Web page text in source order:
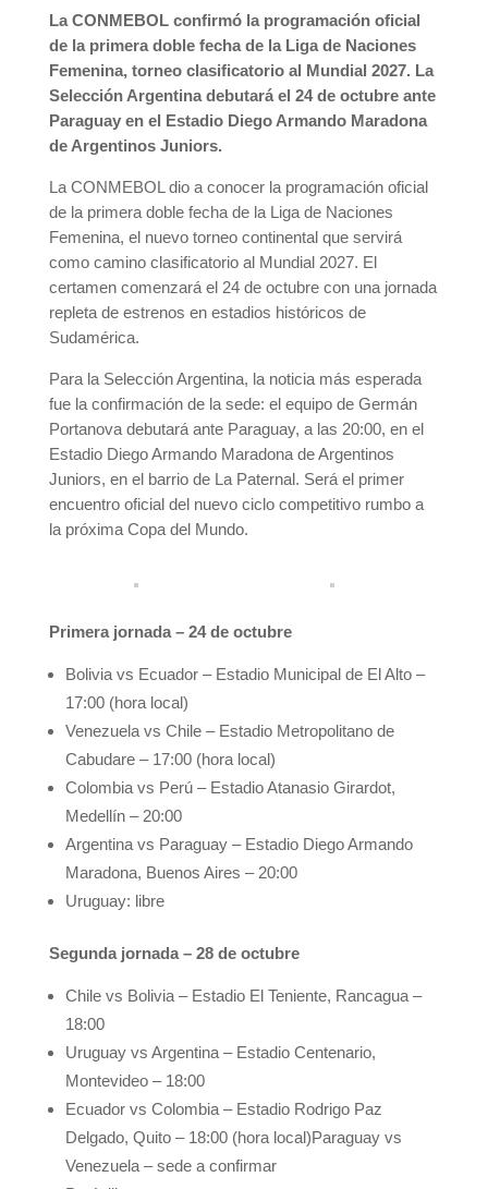
La CONMEBOL confirmó la programación oficial
de la primera doble fecha de la Liga de Naciones
Femenina, torneo clasificatorio al Mundial 2027. La
Selección Argentina debutará el 24 de octubre ante
Paraguay en el Estadio Diego Armando Maradona
de Argentinos Juniors.
La CONMEBOL dio a conocer la programación oficial
de la primera doble fecha de la Liga de Naciones
Femenina, el nuevo torneo continental que servirá
como camino clasificatorio al Mundial 2027. El
certamen comenzará el 24 de octubre con una jornada
repleta de estrenos en estadios históricos de
Sudamérica.
Para la Selección Argentina, la noticia más esperada
fue la confirmación de la sede: el equipo de Germán
Portanova debutará ante Paraguay, a las 20:00, en el
Estadio Diego Armando Maradona de Argentinos
Juniors, en el barrio de La Paternal. Será el primer
encuentro oficial del nuevo ciclo competitivo rumbo a
la próxima Copa del Mundo.
Primera jornada – 24 de octubre
Bolivia vs Ecuador – Estadio Municipal de El Alto –
17:00 (hora local)
Venezuela vs Chile – Estadio Metropolitano de
Cabudare – 17:00 (hora local)
Colombia vs Perú – Estadio Atanasio Girardot,
Medellín – 20:00
Argentina vs Paraguay – Estadio Diego Armando
Maradona, Buenos Aires – 20:00
Uruguay: libre
Segunda jornada – 28 de octubre
Chile vs Bolivia – Estadio El Teniente, Rancagua –
18:00
Uruguay vs Argentina – Estadio Centenario,
Montevideo – 18:00
Ecuador vs Colombia – Estadio Rodrigo Paz
Delgado, Quito – 18:00 (hora local)Paraguay vs
Venezuela – sede a confirmar